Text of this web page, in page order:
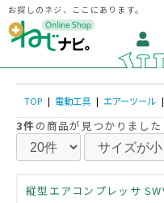
お探しのネジ、ここにあります。
TOP | 電動工具 | エアーツール |
3件の商品が見つかりました
縦型エアコンプレッサ